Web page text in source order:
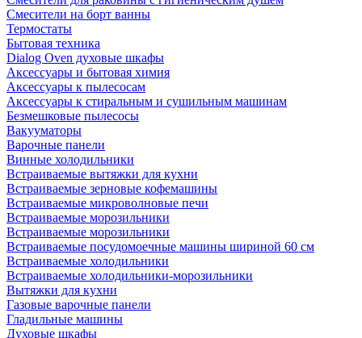
Смесители на борт ванны
Термостаты
Бытовая техника
Dialog Oven духовые шкафы
Аксессуары и бытовая химия
Аксессуары к пылесосам
Аксессуары к стиральным и сушильным машинам
Безмешковые пылесосы
Вакууматоры
Варочные панели
Винные холодильники
Встраиваемые вытяжки для кухни
Встраиваемые зерновые кофемашины
Встраиваемые микроволновые печи
Встраиваемые морозильники
Встраиваемые морозильники
Встраиваемые посудомоечные машины шириной 60 см
Встраиваемые холодильники
Встраиваемые холодильники-морозильники
Вытяжки для кухни
Газовые варочные панели
Гладильные машины
Духовые шкафы